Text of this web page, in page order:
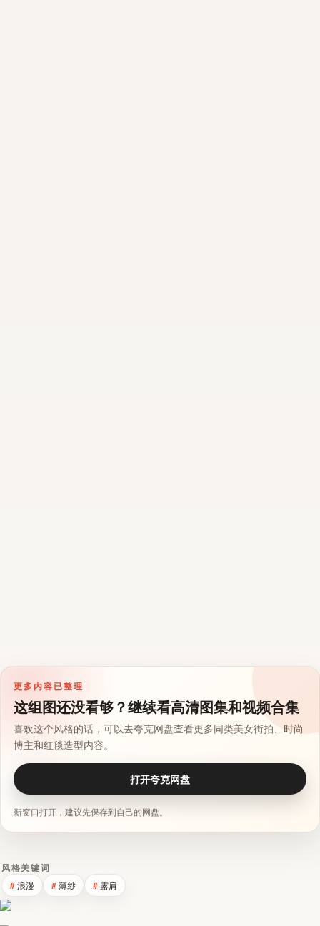
更多内容已整理
这组图还没看够？继续看高清图集和视频合集
喜欢这个风格的话，可以去夸克网盘查看更多同类美女街拍、时尚
博主和红毯造型内容。
打开夸克网盘
新窗口打开，建议先保存到自己的网盘。
风格关键词
浪漫 薄纱 露肩